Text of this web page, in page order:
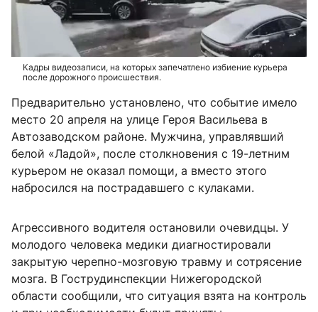
Кадры видеозаписи, на которых запечатлено избиение курьера
после дорожного происшествия.
Предварительно установлено, что событие имело
место 20 апреля на улице Героя Васильева в
Автозаводском районе. Мужчина, управлявший
белой «Ладой», после столкновения с 19-летним
курьером не оказал помощи, а вместо этого
набросился на пострадавшего с кулаками.
Агрессивного водителя остановили очевидцы. У
молодого человека медики диагностировали
закрытую черепно-мозговую травму и сотрясение
мозга. В Гострудинспекции Нижегородской
области сообщили, что ситуация взята на контроль